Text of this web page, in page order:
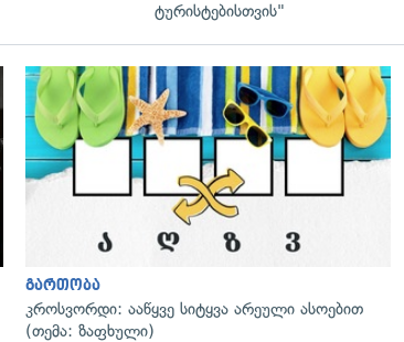
ტურისტებისთვის"
გართობა
კროსვორდი: ააწყვე სიტყვა არეული ასოებით
(თემა: ზაფხული)